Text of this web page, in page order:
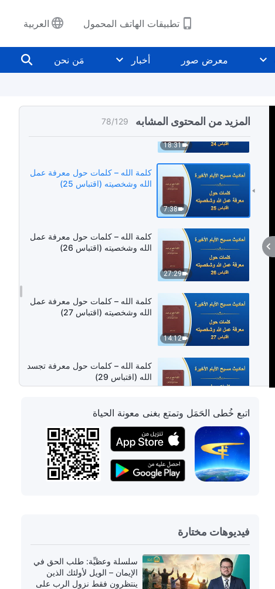
تطبيقات الهاتف المحمول العربية
معرض صور أخبار مَن نحن
المزيد من المحتوى المشابه 78/129
الله وشخصيته (اقتباس 23)
18:31
كلمة الله – كلمات حول معرفة عمل
الله وشخصيته (اقتباس 24)
7:38
كلمة الله – كلمات حول معرفة عمل
الله وشخصيته (اقتباس 25)
27:29
كلمة الله – كلمات حول معرفة عمل
الله وشخصيته (اقتباس 26)
14:12
كلمة الله – كلمات حول معرفة عمل
الله وشخصيته (اقتباس 27)
كلمة الله – كلمات حول معرفة تجسد
الله (اقتباس 29)
26:52
كلمة الله – كلمات حول القيام بواجب
(اقتباس 30)
20:13
كلمة الله – كلمات حول القيام بواجب
(اقتباس 32)
اتبع خُطى الحَمَل وتمتع بغنى معونة الحياة
فيديوهات مختارة
سلسلة وعظيِّة: طلب الحق في
الإيمان – الويل لأولئك الذين
ينتظرون فقط نزول الرب على